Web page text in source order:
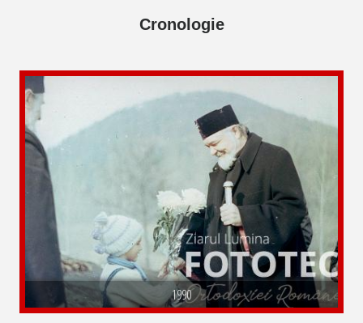
Cronologie
1990